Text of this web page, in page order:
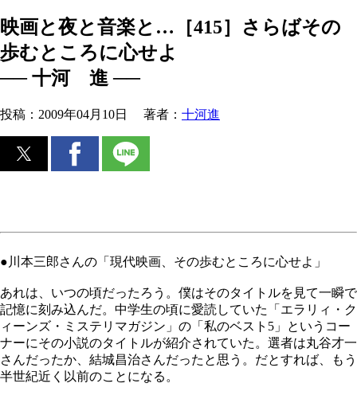
映画と夜と音楽と…［415］さらばその
歩むところに心せよ
── 十河 進 ──
投稿： 2009年04月10日 著者： 十河進
●川本三郎さんの「現代映画、その歩むところに心せよ」
あれは、いつの頃だったろう。僕はそのタイトルを見て一瞬で
記憶に刻み込んだ。中学生の頃に愛読していた「エラリィ・ク
ィーンズ・ミステリマガジン」の「私のベスト5」というコー
ナーにその小説のタイトルが紹介されていた。選者は丸谷才一
さんだったか、結城昌治さんだったと思う。だとすれば、もう
半世紀近く以前のことになる。